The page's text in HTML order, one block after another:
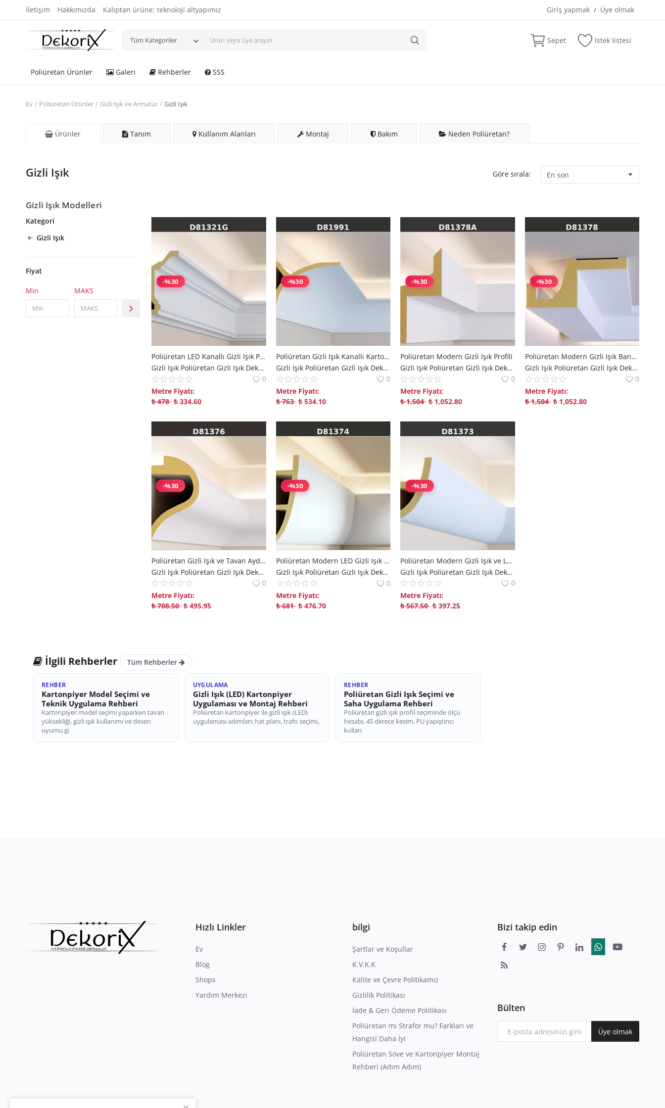
İletişim Hakkımızda Kalıptan ürüne: teknoloji altyapımız Giriş yapmak / Üye olmak
Tüm Kategoriler Sepet İstek listesi
SSS
Rehberler
Galeri
Poliüretan Ürünler
Ev Poliüretan Ürünler Gizli Işık ve Armatür Gizli Işık
Ürünler Tanım Kullanım Alanları Montaj Bakım Neden Poliüretan?
Gizli Işık Göre sırala:
Gizli Işık Modelleri
Kategori
Gizli Işık
Fiyat
Min MAKS
-%30
Poliüretan LED Kanallı Gizli Işık Profili Modelleri
Gizli Işık Poliüretan Gizli Işık Dekorix polure
0
Metre Fiyatı:
₺478 ₺ 334.60
-%30
Poliüretan Gizli Işık Kanallı Kartonpiyer P81991
Gizli Işık Poliüretan Gizli Işık Dekorix polure
0
Metre Fiyatı:
₺763 ₺534.10
-%30
Poliüretan Modern Gizli Işık Profili
Gizli Işık Poliüretan Gizli Işık Dekorix polure
0
Metre Fiyatı:
₺1,504 ₺ 1,052.80
-%30
Poliüretan Modern Gizli Işık Bandı Profil Modeli
Gizli Işık Poliüretan Gizli Işık Dekorix polure
0
Metre Fiyatı:
₺1,504 ₺1,052.80
-%30
Poliüretan Gizli Işık ve Tavan Aydınlatma Kartonpiyer Modeli
Gizli Işık Poliüretan Gizli Işık Dekorix polure
0
Metre Fiyatı:
₺708.50 ₺ 495.95
-%30
Poliüretan Modern LED Gizli Işık Bandı ve Kartonpiyer Profili
Gizli Işık Poliüretan Gizli Işık Dekorix polure
0
Metre Fiyatı:
₺681 ₺476.70
-%30
Poliüretan Modern Gizli Işık ve Led Kanalı Profili
Gizli Işık Poliüretan Gizli Işık Dekorix polure
0
Metre Fiyatı:
₺567.50 ₺ 397.25
İlgili Rehberler Tüm Rehberler
REHBER
Kartonpiyer Model Seçimi ve
Teknik Uygulama Rehberi
Kartonpiyer model seçimi yaparken tavan
yüksekliği, gizli ışık kullanımı ve desen
uyumu gi
UYGULAMA
Gizli Işık (LED) Kartonpiyer
Uygulaması ve Montaj Rehberi
Poliüretan kartonpiyer ile gizli ışık (LED)
uygulaması adımları; hat planı, trafo seçimi,
REHBER
Poliüretan Gizli Işık Seçimi ve
Saha Uygulama Rehberi
Poliüretan gizli ışık profil seçiminde ölçü
hesabı, 45 derece kesim, PU yapıştırıcı
kullan
Hızlı Linkler
Ev
Blog
Shops
Yardım Merkezi
bilgi
Şartlar ve Koşullar
K.V.K.K
Kalite ve Çevre Politikamız
Gizlilik Politikası
İade & Geri Ödeme Politikası
Poliüretan mı Strafor mu? Farkları ve
Hangisi Daha İyi
Poliüretan Söve ve Kartonpiyer Montaj
Rehberi (Adım Adım)
Bizi takip edin
Bülten
Üye olmak